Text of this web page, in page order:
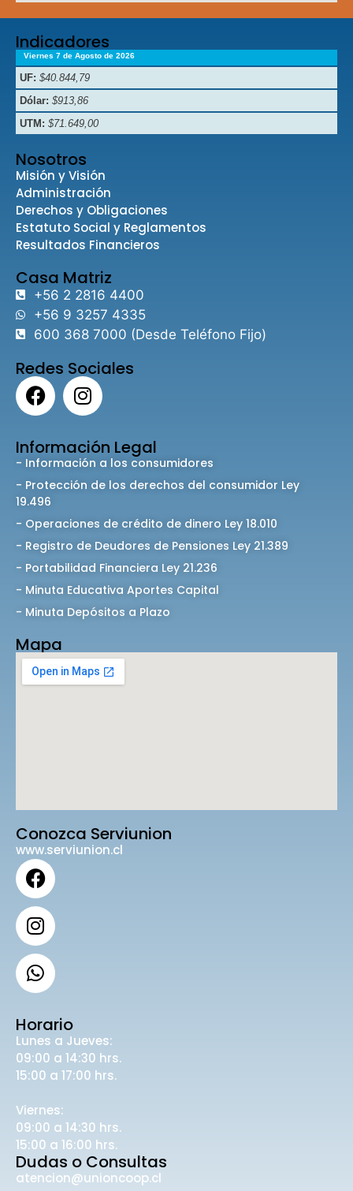
Indicadores
Viernes 7 de Agosto de 2026
UF: $40.844,79
Dólar: $913,86
UTM: $71.649,00
Nosotros
Misión y Visión
Administración
Derechos y Obligaciones
Estatuto Social y Reglamentos
Resultados Financieros
Casa Matriz
+56 2 2816 4400
+56 9 3257 4335
600 368 7000 (Desde Teléfono Fijo)
Redes Sociales
Información Legal
- Información a los consumidores
- Protección de los derechos del consumidor Ley
19.496
- Operaciones de crédito de dinero Ley 18.010
- Registro de Deudores de Pensiones Ley 21.389
- Portabilidad Financiera Ley 21.236
- Minuta Educativa Aportes Capital
- Minuta Depósitos a Plazo
Mapa
Conozca Serviunion
www.serviunion.cl
Horario
Lunes a Jueves:
09:00 a 14:30 hrs.
15:00 a 17:00 hrs.
Viernes:
09:00 a 14:30 hrs.
15:00 a 16:00 hrs.
Dudas o Consultas
atencion@unioncoop.cl